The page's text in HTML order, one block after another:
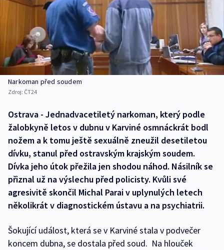
Narkoman před soudem
Zdroj: ČT24
Ostrava - Jednadvacetiletý narkoman, který podle
žalobkyně letos v dubnu v Karviné osmnáckrát bodl
nožem a k tomu ještě sexuálně zneužil desetiletou
dívku, stanul před ostravským krajským soudem.
Dívka jeho útok přežila jen shodou náhod. Násilník se
přiznal už na výslechu před policisty. Kvůli své
agresivitě skončil Michal Parai v uplynulých letech
několikrát v diagnostickém ústavu a na psychiatrii.
Šokující událost, která se v Karviné stala v podvečer
koncem dubna, se dostala před soud. Na hlouček